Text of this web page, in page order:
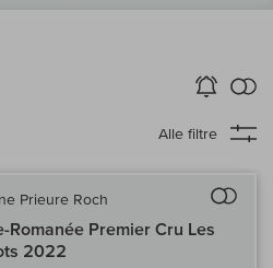
Vin-Alarm
aktiver
Alle filtre
Prieure Roch
Romanée Premier Cru Les
2022